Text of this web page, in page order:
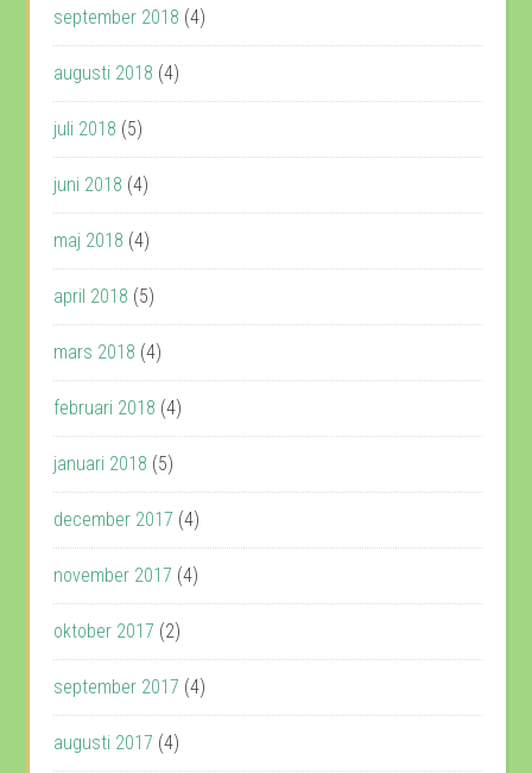
september 2018 (4)
augusti 2018 (4)
juli 2018 (5)
juni 2018 (4)
maj 2018 (4)
april 2018 (5)
mars 2018 (4)
februari 2018 (4)
januari 2018 (5)
december 2017 (4)
november 2017 (4)
oktober 2017 (2)
september 2017 (4)
augusti 2017 (4)